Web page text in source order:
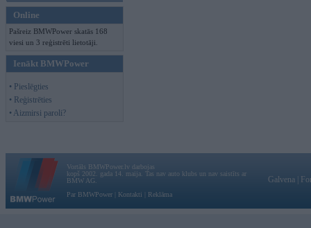
Online
Pašreiz BMWPower skatās 168
viesi un 3 reģistrēti lietotāji.
Ienākt BMWPower
• Pieslēgties
• Reģistrēties
• Aizmirsi paroli?
Vortāls BMWPower.lv darbojas
kopš 2002. gada 14. maija. Tas nav auto klubs un nav saistīts ar
BMW AG.
Par BMWPower
Kontakti Reklāma
Galvena